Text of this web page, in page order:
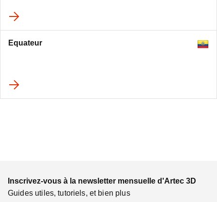
Equateur
Inscrivez-vous à la newsletter mensuelle d'Artec 3D
Guides utiles, tutoriels, et bien plus